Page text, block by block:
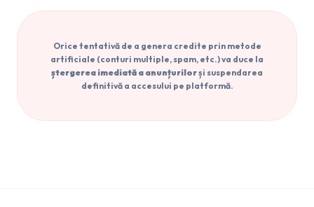
Orice tentativă de a genera credite prin metode
artificiale (conturi multiple, spam, etc.) va duce la
ștergerea imediată a anunțurilorși suspendarea
definitivă a accesului pe platformă.